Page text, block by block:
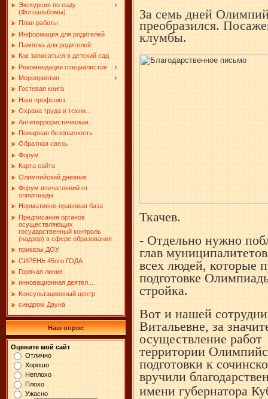
Экскурсия по саду
(Фотоальбомы)
План работы
Информация для родителей
Памятка для родителей
Как записаться в детский сад
Рекомендации специалистов
Мероприятия
Гостевая книга
Наш профсоюз
Охрана труда и техни...
Антитеррористическая...
Пожарная безопасность
Обратная связь
Форум
Карта сайта
Олимпийский дневник
Форум впечатлений от
олимпиады
Нормативно-правовая база
Предписания органов
осуществляющих
государственный контроль
(надзор) в сфере образования
приказы ДОУ
СИРЕНЬ 45ого ГОДА
Горячая линия
инновационная деятел...
Консультационный центр
синдром Дауна
Наш опрос
Оцените мой сайт
Отлично
Хорошо
Неплохо
Плохо
Ужасно
За семь дней
преобразился.
клумбы.
Ткачев.
- Отдельно нужно
глав
всех людей, которые
подготовке
стройка.
Вот и нашей
Витальевне, за
осуществление работ
территории
подготовки к
вручили
имени губернатора